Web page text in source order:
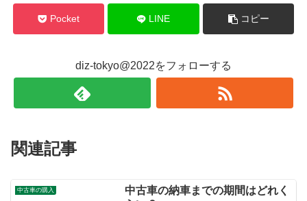
Pocket LINE コピー
diz-tokyo@2022をフォローする
関連記事
中古車の購入
中古車の納車までの期間はどれく